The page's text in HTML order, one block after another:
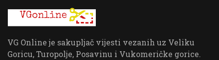
VG Online je sakupljač vijesti vezanih uz Veliku
Goricu, Turopolje, Posavinu i Vukomeričke gorice.